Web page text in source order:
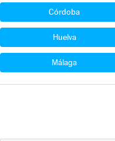
Córdoba
Huelva
Málaga